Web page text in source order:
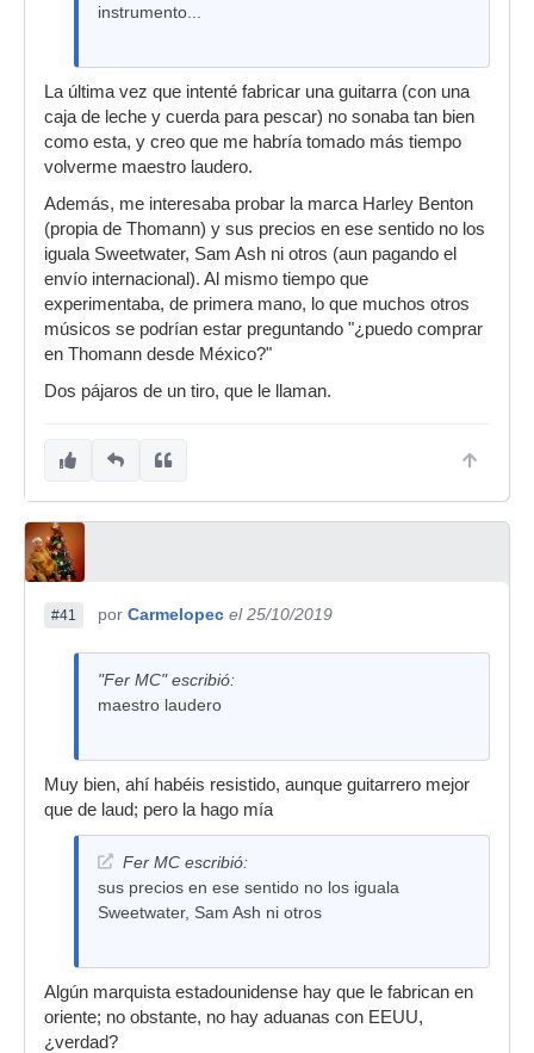
instrumento...
La última vez que intenté fabricar una guitarra (con una
caja de leche y cuerda para pescar) no sonaba tan bien
como esta, y creo que me habría tomado más tiempo
volverme maestro laudero.
Además, me interesaba probar la marca Harley Benton
(propia de Thomann) y sus precios en ese sentido no los
iguala Sweetwater, Sam Ash ni otros (aun pagando el
envío internacional). Al mismo tiempo que
experimentaba, de primera mano, lo que muchos otros
músicos se podrían estar preguntando "¿puedo comprar
en Thomann desde México?"
Dos pájaros de un tiro, que le llaman.
#41 por Carmelopec el 25/10/2019
"Fer MC" escribió:
maestro laudero
Muy bien, ahí habéis resistido, aunque guitarrero mejor
que de laud; pero la hago mía
Fer MC escribió:
sus precios en ese sentido no los iguala
Sweetwater, Sam Ash ni otros
Algún marquista estadounidense hay que le fabrican en
oriente; no obstante, no hay aduanas con EEUU,
¿verdad?